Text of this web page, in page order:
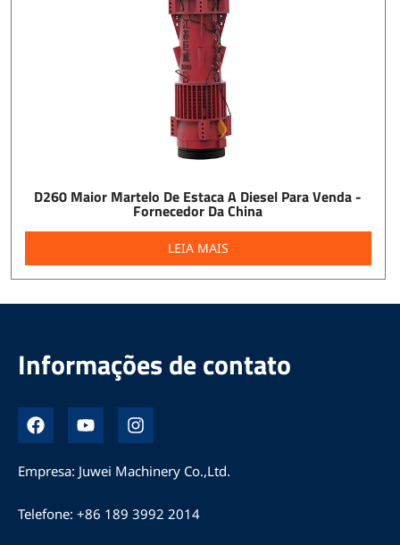
D260 Maior Martelo De Estaca A Diesel Para Venda -
Fornecedor Da China
LEIA MAIS
Informações de contato
F
a
c
e
b
o
o
Y
o
u
T
b
e
I
n
s
t
g
r
Empresa: Juwei Machinery Co.,Ltd.
Telefone: +86 189 3992 2014